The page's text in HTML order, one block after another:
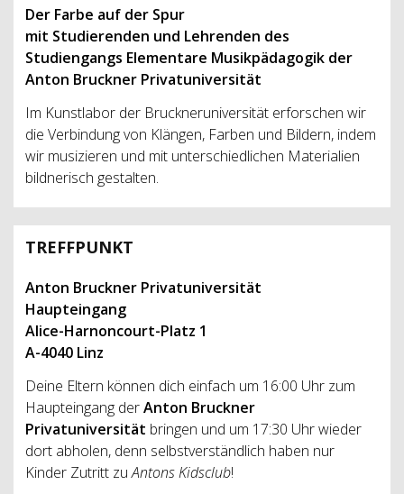
Der Farbe auf der Spur
mit Studierenden und Lehrenden des
Studiengangs Elementare Musikpädagogik der
Anton Bruckner Privatuniversität
Im Kunstlabor der Bruckneruniversität erforschen wir
die Verbindung von Klängen, Farben und Bildern, indem
wir musizieren und mit unterschiedlichen Materialien
bildnerisch gestalten.
TREFFPUNKT
Anton Bruckner Privatuniversität
Haupteingang
Alice-Harnoncourt-Platz 1
A-4040 Linz
Deine Eltern können dich einfach um 16:00 Uhr zum
Haupteingang derAnton Bruckner
Privatuniversität bringen und um 17:30 Uhr wieder
dort abholen, denn selbstverständlich haben nur
Kinder Zutritt zuAntons Kidsclub!